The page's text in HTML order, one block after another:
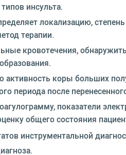
инсульта.
локализацию,
терапии.
кровотечения,
активность коры больших
периода после
показатели
общего состояния
инструментальной